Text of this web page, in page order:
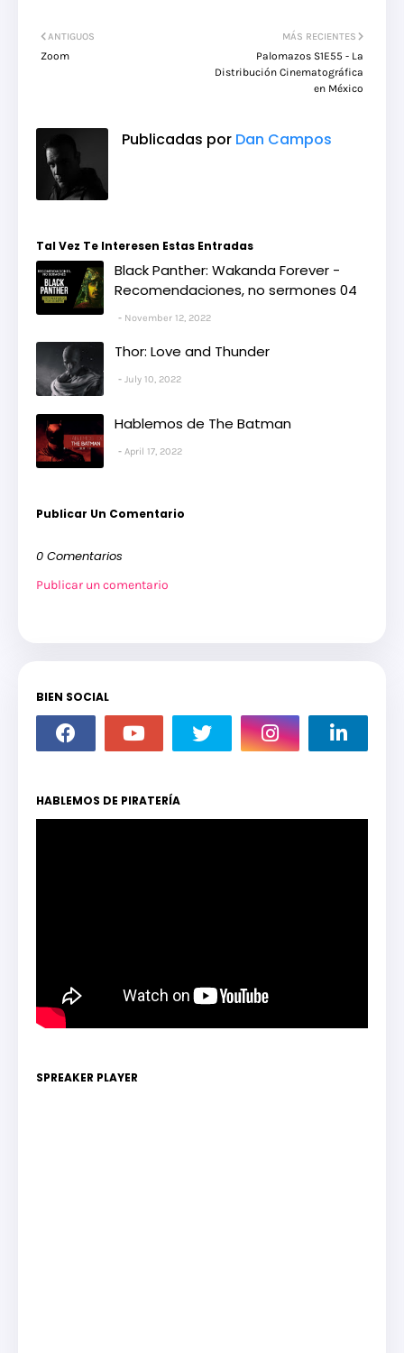
MÁS RECIENTES
Palomazos S1E55 - La
Distribución Cinematográfica
en México
ANTIGUOS
Zoom
Publicadas por Dan Campos
Tal Vez Te Interesen Estas Entradas
Black Panther: Wakanda Forever -
Recomendaciones, no sermones 04
November 12, 2022
Thor: Love and Thunder
July 10, 2022
Hablemos de The Batman
April 17, 2022
Publicar Un Comentario
0 Comentarios
Publicar un comentario
BIEN SOCIAL
HABLEMOS DE PIRATERÍA
SPREAKER PLAYER